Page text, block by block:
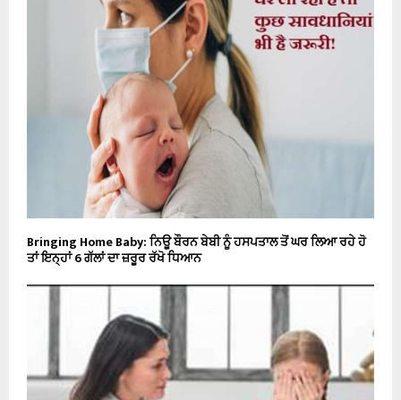
Bringing Home Baby: ਨਿਊ ਬੌਰਨ ਬੇਬੀ ਨੂੰ ਹਸਪਤਾਲ ਤੋਂ ਘਰ ਲਿਆ ਰਹੇ ਹੋ
ਤਾਂ ਇਨ੍ਹਾਂ 6 ਗੱਲਾਂ ਦਾ ਜ਼ਰੂਰ ਰੱਖੋ ਧਿਆਨ